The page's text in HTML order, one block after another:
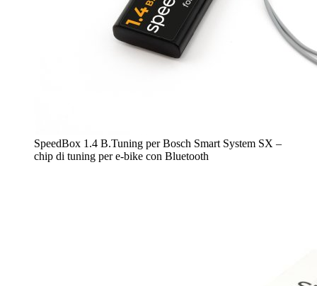
SpeedBox 1.4 B.Tuning per Bosch Smart System SX –
chip di tuning per e-bike con Bluetooth